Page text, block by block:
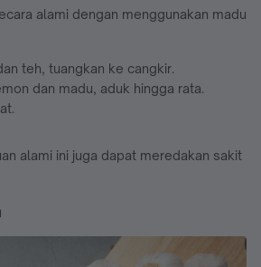
alami dengan menggunakan madu
teh, tuangkan ke cangkir.
dan madu, aduk hingga rata.
alami ini juga dapat meredakan sakit